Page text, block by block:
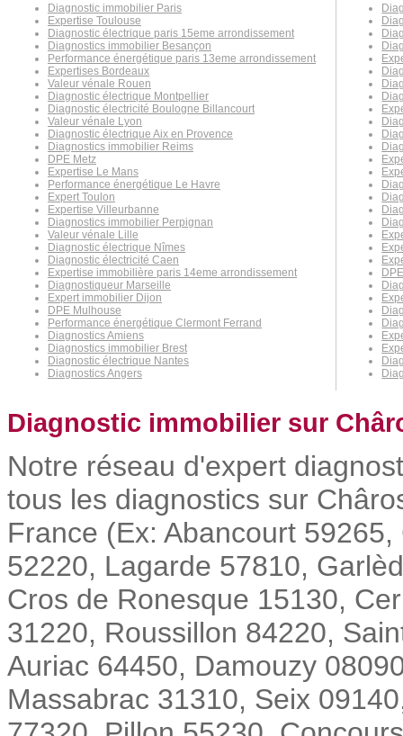
Diagnostic immobilier Paris
Expertise Toulouse
Diagnostic électrique paris 15eme arrondissement
Diagnostics immobilier Besançon
Performance énergétique paris 13eme arrondissement
Expertises Bordeaux
Valeur vénale Rouen
Diagnostic électrique Montpellier
Diagnostic électricité Boulogne Billancourt
Valeur vénale Lyon
Diagnostic électrique Aix en Provence
Diagnostics immobilier Reims
DPE Metz
Expertise Le Mans
Performance énergétique Le Havre
Expert Toulon
Expertise Villeurbanne
Diagnostics immobilier Perpignan
Valeur vénale Lille
Diagnostic électrique Nîmes
Diagnostic électricité Caen
Expertise immobilière paris 14eme arrondissement
Diagnostiqueur Marseille
Expert immobilier Dijon
DPE Mulhouse
Performance énergétique Clermont Ferrand
Diagnostics Amiens
Diagnostics immobilier Brest
Diagnostic électrique Nantes
Diagnostics Angers
Diagnostic immobilier sur
Notre réseau d'expert
tous les diagnostics sur
France (Ex: Abancourt
52220, Lagarde 57810,
Cros de Ronesque 15130,
31220, Roussillon 84220,
Auriac 64450, Damouzy
Massabrac 31310, Seix